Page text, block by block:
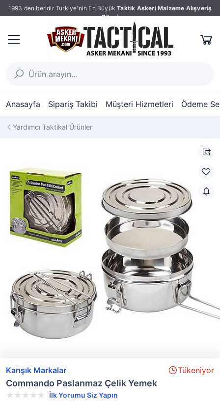
1993 den beridir Türkiye'nin En Büyük Taktik Askeri Malzeme Alışveriş
Sitesi
Anasayfa Sipariş Takibi Müşteri Hizmetleri Ödeme
Yardımcı Taktikal Ürünler
Karışık Markalar Tükeniyor
Commando Paslanmaz Çelik Yemek
İlk Yorumu Siz Yapın